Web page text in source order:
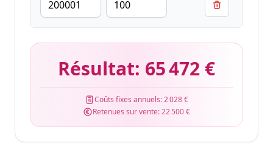
Résultat: 65 472 €
Coûts fixes annuels:2 028 €
Retenues sur vente:22 500 €